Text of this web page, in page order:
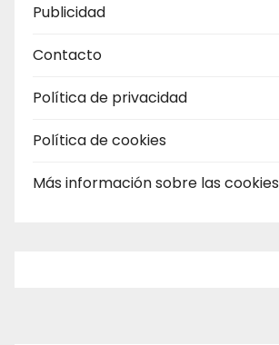
Publicidad
Contacto
Política de privacidad
Política de cookies
Más información sobre las cookies